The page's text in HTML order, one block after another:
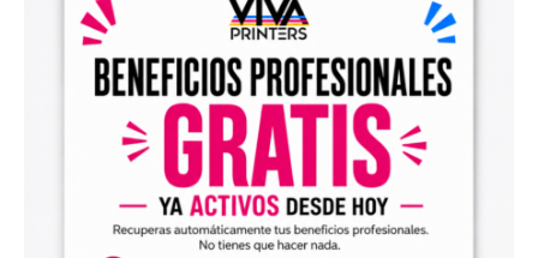
el archivo en tu programa de impresión y producirlo con tu
maquinaria DTF.
Diseños digitales para impresión UV DTF
También encontrarás diseños digitales para UV DTF
perfectos para personalizar vasos, botellas, termos, cajas,
envases, artículos promocionales y otras superficies rígidas